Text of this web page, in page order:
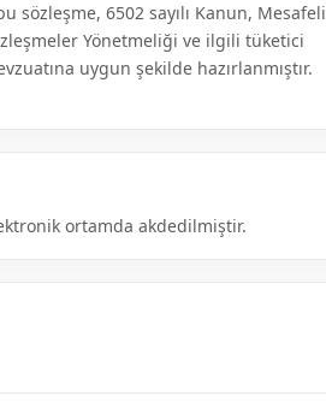
sözleşme, 6502 sayılı Kanun, Mesafeli
Yönetmeliği ve ilgili tüketici
uygun şekilde hazırlanmıştır.
ortamda akdedilmiştir.